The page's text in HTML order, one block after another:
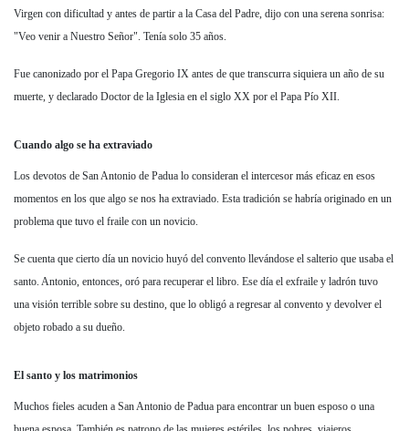
Virgen con dificultad y antes de partir a la Casa del Padre, dijo con una serena sonrisa:
"Veo venir a Nuestro Señor". Tenía solo 35 años.
Fue canonizado por el Papa Gregorio IX antes de que transcurra siquiera un año de su
muerte, y declarado Doctor de la Iglesia en el siglo XX por el Papa Pío XII.
Cuando algo se ha extraviado
Los devotos de San Antonio de Padua lo consideran el intercesor más eficaz en esos
momentos en los que algo se nos ha extraviado. Esta tradición se habría originado en un
problema que tuvo el fraile con un novicio.
Se cuenta que cierto día un novicio huyó del convento llevándose el salterio que usaba el
santo. Antonio, entonces, oró para recuperar el libro. Ese día el exfraile y ladrón tuvo
una visión terrible sobre su destino, que lo obligó a regresar al convento y devolver el
objeto robado a su dueño.
El santo y los matrimonios
Muchos fieles acuden a San Antonio de Padua para encontrar un buen esposo o una